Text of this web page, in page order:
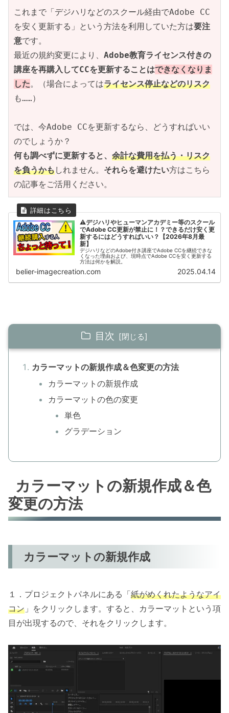
これまで「デジハリなどのスクール経由でAdobe CC
を安く更新する」という方法を利用していた方は要注
意です。
最近の規約変更により、 Adobe教育ライセンス付きの
講座を再購入してCCを更新することはできなくなりま
した。（場合によってはライセンス停止などのリスク
も……）
では、今Adobe CCを更新するなら、どうすればいい
のでしょうか？
何も調べずに更新すると、 余計な費用を払う・リスク
を負うかもしれません。 それらを避けたい方はこちら
の記事をご活用ください。
⚠デジハリやヒューマンアカデミー等のスクール
でAdobe CC更新が禁止に！？できるだけ安く更
新するにはどうすればいい？【2026年8月最
新】
デジハリなどのAdobe付き講座でAdobe CCを継続できな
くなった理由および、現時点でAdobe CCを安く更新する
方法は何かを解説。
belier-imagecreation.com 2025.04.14
目次
カラーマットの新規作成＆色変更の方法
カラーマットの新規作成
カラーマットの色の変更
単色
グラデーション
カラーマットの新規作成＆色
変更の方法
カラーマットの新規作成
１．プロジェクトパネルにある「紙がめくれたようなアイ
コン 」をクリックします。すると、カラーマットという項
目が出現するので、それをクリックします。